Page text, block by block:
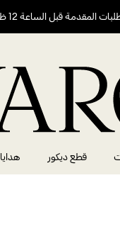
قبل الساعة 12 ظهرًا
قطع ديكور هدايا